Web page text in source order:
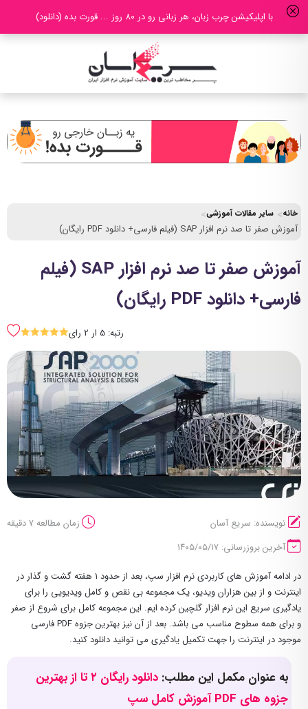
با اپلیکیشن چرب زبان، هر زبانی رو در 80 روز ... قورت بده (دانلود)
خانه سایر مقالات آموزشی
آموزش صفر تا صد نرم افزار SAP (فیلم فارسی+ دانلود PDF رایگان)
آموزش صفر تا صد نرم افزار SAP (فیلم
فارسی+ دانلود PDF رایگان)
رتبه: 5 ار 2 رای SSSSS
نویسنده: سریع آسان
زمان مطالعه 7 دقیقه
آخرین بروزرسانی: ۱۴۰۵/۰۵/۱۷
در ادامه آموزش های کاربردی نرم افزار سپ، بعد از حدود ۱ هفته گشت و گذار در
اینترنت و از بین هزاران ویدیو، یک مجموعه بی نقص و کامل ویدیویی را برای
یادگیری سریع این نرم افزار گلچین کرده ایم. این مجموعه کامل برای شروع از صفر
و برای همه سطوح مناسب می باشد. بعد از آن نیز بهترین جزوه PDF فارسی
موجود در اینترنت را جهت تکمیل یادگیری می توانید دانلود کنید.
به عنوان مکمل این مطلب:
دانلود رایگان ۲ تا از بهترین
جزوه های PDF آموزش کامل سپ